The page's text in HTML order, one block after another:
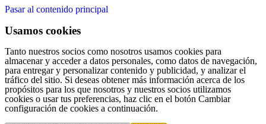
Pasar al contenido principal
Usamos cookies
Tanto nuestros socios como nosotros usamos cookies para
almacenar y acceder a datos personales, como datos de navegación,
para entregar y personalizar contenido y publicidad, y analizar el
tráfico del sitio. Si deseas obtener más información acerca de los
propósitos para los que nosotros y nuestros socios utilizamos
cookies o usar tus preferencias, haz clic en el botón Cambiar
configuración de cookies a continuación.